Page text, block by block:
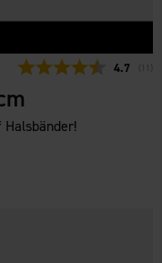
4.7 11
Halsbänder!